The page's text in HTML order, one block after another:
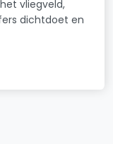
vliegveld,
dichtdoet en